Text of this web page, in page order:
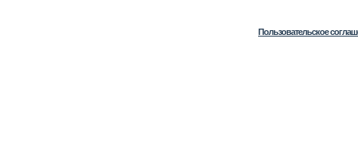
Пользовательское